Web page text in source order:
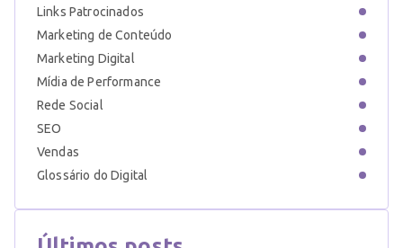
Links Patrocinados
Marketing de Conteúdo
Marketing Digital
Mídia de Performance
Rede Social
SEO
Vendas
Glossário do Digital